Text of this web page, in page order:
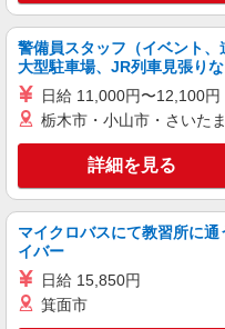
時給
り） ※
福島県
「南若松」駅 ★勤務地は3000ヶ所以上
ら通いやす
び下さい！
キープ
株式会社kotrio /●SD-H-1975169
会津若松
住スタッ
時給
警備員スタッフ（イベント、
大型駐車場、JR列車見張りな
日給 11,000円〜12,100円
栃木市・小山市・さいた
詳細を見る
マイクロバスにて教習所に通
イバー
日給 15,850円
箕面市